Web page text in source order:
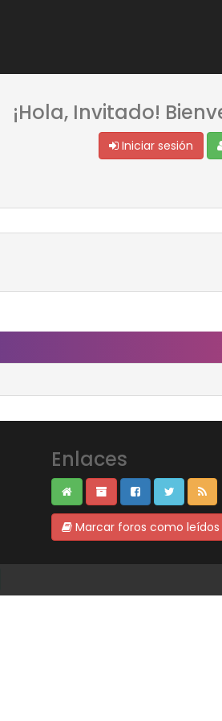
¡Hola, Invitado!
Iniciar sesión
Enlaces
Marcar foros como leídos